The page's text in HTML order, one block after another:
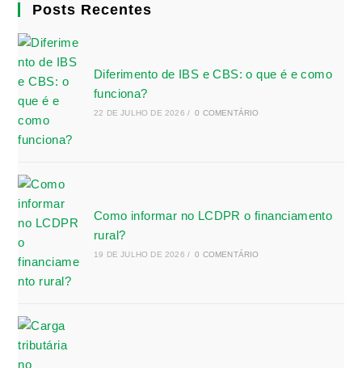
Posts Recentes
Diferimento de IBS e CBS: o que é e como
funciona?
22 DE JULHO DE 2026 / 0 COMENTÁRIO
Como informar no LCDPR o financiamento
rural?
19 DE JULHO DE 2026 / 0 COMENTÁRIO